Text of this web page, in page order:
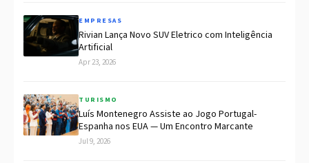
EMPRESAS
Rivian Lança Novo SUV Eletrico com Inteligência
Artificial
Apr 23, 2026
TURISMO
Luís Montenegro Assiste ao Jogo Portugal-
Espanha nos EUA — Um Encontro Marcante
Jul 9, 2026